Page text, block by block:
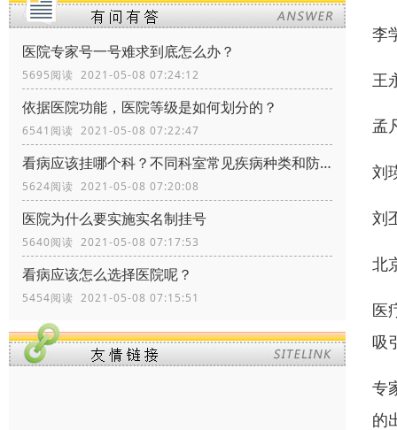
医院专家号一号难求到底怎么办？
5695阅读 2021-05-08 07:24:12
依据医院功能，医院等级是如何划分的？
6541阅读 2021-05-08 07:22:47
看病应该挂哪个科？不同科室常见疾病种类和防治
5624阅读 2021-05-08 07:20:08
医院为什么要实施实名制挂号
5640阅读 2021-05-08 07:17:53
看病应该怎么选择医院呢？
5454阅读 2021-05-08 07:15:51
李
王
孟
刘
刘
北
医
吸
专
的